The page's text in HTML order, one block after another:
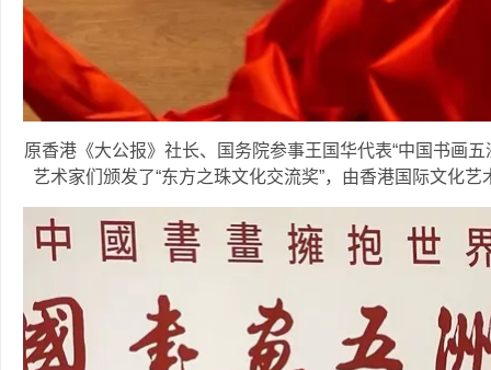
原香港《大公报》社长、国务院参事王国华代表“中国书画
艺术家们颁发了“东方之珠文化交流奖”，由香港国际文化